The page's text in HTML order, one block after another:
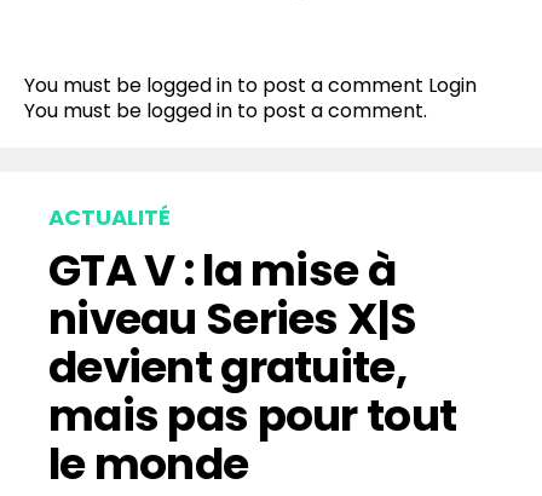
You must be logged in to post a comment Login
You must be logged in to post a comment.
ACTUALITÉ
GTA V : la mise à
niveau Series X|S
devient gratuite,
mais pas pour tout
le monde